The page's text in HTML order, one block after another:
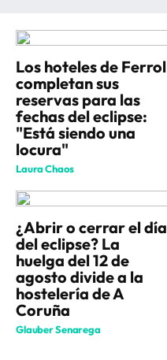
Los hoteles de Ferrol
completan sus
reservas para las
fechas del eclipse:
"Está siendo una
locura"
Laura Chaos
¿Abrir o cerrar el día
del eclipse? La
huelga del 12 de
agosto divide a la
hostelería de A
Coruña
Glauber Senarega